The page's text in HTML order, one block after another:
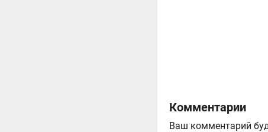
Комментарии
Ваш комментарий